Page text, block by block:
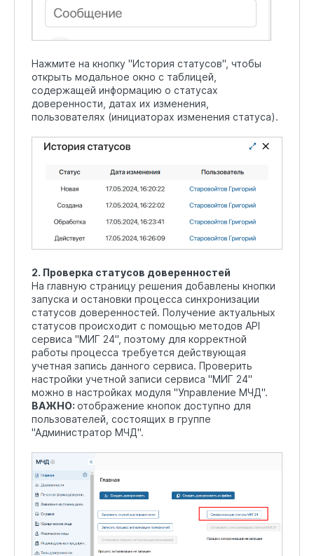
Нажмите на кнопку "История статусов", чтобы
открыть модальное окно с таблицей,
содержащей информацию о статусах
доверенности, датах их изменения,
пользователях (инициаторах изменения статуса).
2. Проверка статусов доверенностей
На главную страницу решения добавлены кнопки
запуска и остановки процесса синхронизации
статусов доверенностей. Получение актуальных
статусов происходит с помощью методов API
сервиса "МИГ 24", поэтому для корректной
работы процесса требуется действующая
учетная запись данного сервиса. Проверить
настройки учетной записи сервиса "МИГ 24"
можно в настройках модуля "Управление МЧД".
ВАЖНО: отображение кнопок доступно для
пользователей, состоящих в группе
"Администратор МЧД".